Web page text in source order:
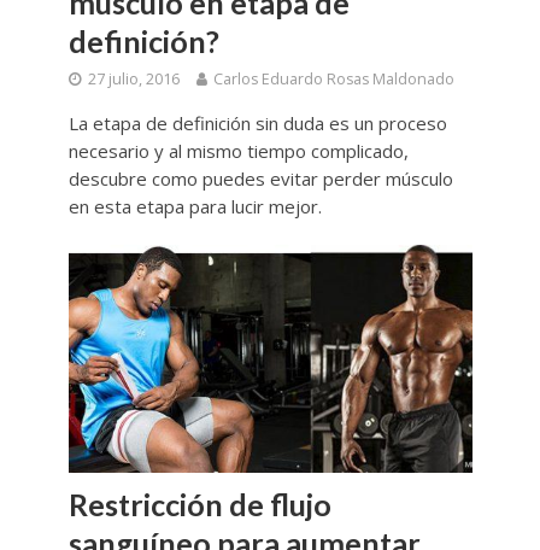
definición?
27 julio, 2016 Carlos Eduardo Rosas Maldonado
La etapa de definición sin duda es un proceso
necesario y al mismo tiempo complicado,
descubre como puedes evitar perder músculo
en esta etapa para lucir mejor.
Restricción de flujo
sanguíneo para aumentar